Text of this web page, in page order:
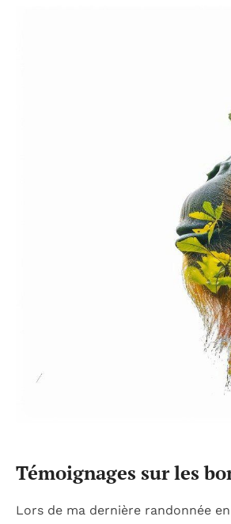
Témoignages sur les
Lors de ma dernière randonnée